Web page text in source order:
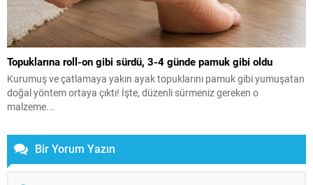
Topuklarına roll-on gibi sürdü, 3-4 günde pamuk gibi oldu
Kurumuş ve çatlamaya yakın ayak topuklarını pamuk gibi yumuşatan
doğal yöntem ortaya çıktı! İşte, düzenli sürmeniz gereken o
malzeme...
Bir Yorum Yazın